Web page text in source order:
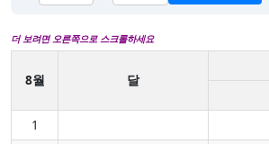
더 보려면 오른쪽으로 스크롤하세요
8월
달
1